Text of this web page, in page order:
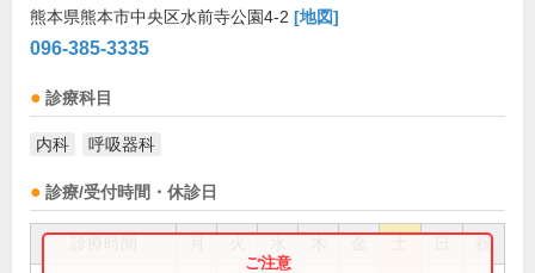
熊本県熊本市中央区水前寺公園4-2 [地図]
096-385-3335
診療科目
内科 呼吸器科
診療/受付時間・休診日
祝